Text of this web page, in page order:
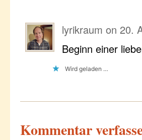
lyrikraum on 20.
Beginn einer
Wird geladen …
Kommentar